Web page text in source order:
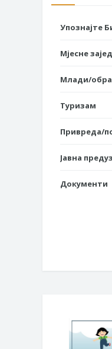
Упознајте
Мјесне
Млади/
Туризам
Привреда/
Јавна
Документи